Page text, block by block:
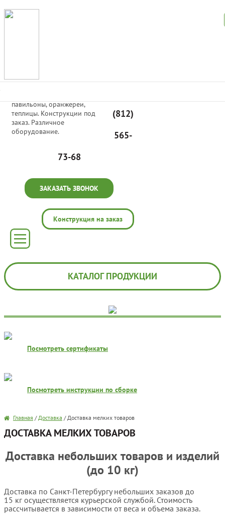
павильоны, оранжереи,
теплицы. Конструкции под
заказ. Различное
оборудование.
(812)
565-
73-68
ЗАКАЗАТЬ ЗВОНОК
Конструкция на заказ
КАТАЛОГ ПРОДУКЦИИ
Посмотреть сертификаты
Посмотреть инструкции по сборке
Главная /Доставка /Доставка мелких товаров
ДОСТАВКА МЕЛКИХ ТОВАРОВ
Доставка небольших товаров и изделий
(до 10 кг)
Доставка по Санкт-Петербургу небольших заказов до
15 кг осуществляется курьерской службой. Стоимость
рассчитывается в зависимости от веса и объема заказа.